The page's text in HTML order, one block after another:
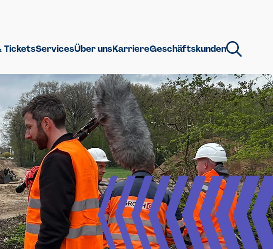
TicketsServicesÜber unsKarriereGeschäftskunden